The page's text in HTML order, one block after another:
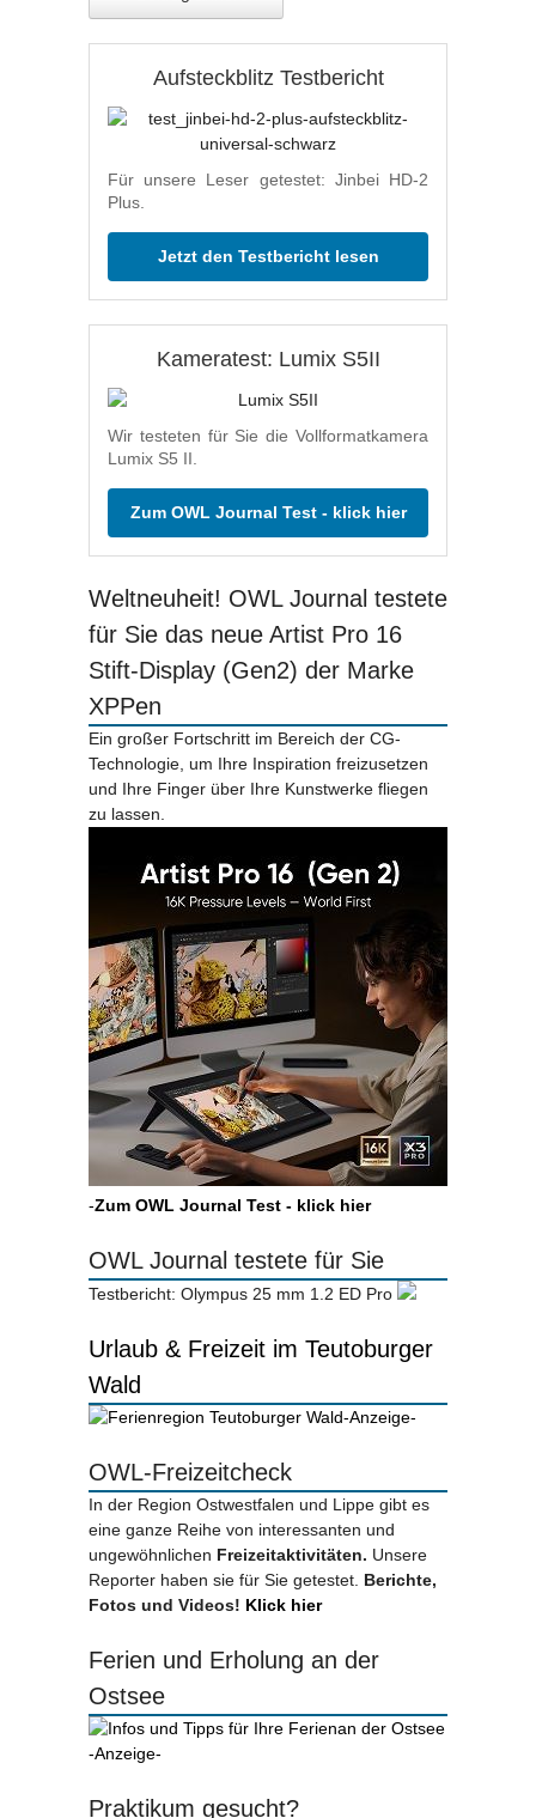
Aufsteckblitz Testbericht
Für unsere Leser getestet: Jinbei HD-2
Plus.
Jetzt den Testbericht lesen
Kameratest: Lumix S5II
Wir testeten für Sie die Vollformatkamera
Lumix S5 II.
Zum OWL Journal Test - klick hier
Weltneuheit! OWL Journal testete
für Sie das neue Artist Pro 16
Stift-Display (Gen2) der Marke
XPPen
Ein großer Fortschritt im Bereich der CG-
Technologie, um Ihre Inspiration freizusetzen
und Ihre Finger über Ihre Kunstwerke fliegen
zu lassen.
-Zum OWL Journal Test - klick hier
OWL Journal testete für Sie
Testbericht: Olympus 25 mm 1.2 ED Pro
Urlaub & Freizeit im Teutoburger
Wald
-Anzeige-
OWL-Freizeitcheck
In der Region Ostwestfalen und Lippe gibt es
eine ganze Reihe von interessanten und
ungewöhnlichen Freizeitaktivitäten. Unsere
Reporter haben sie für Sie getestet. Berichte,
Fotos und Videos! Klick hier
Ferien und Erholung an der
Ostsee
-Anzeige-
Praktikum gesucht?